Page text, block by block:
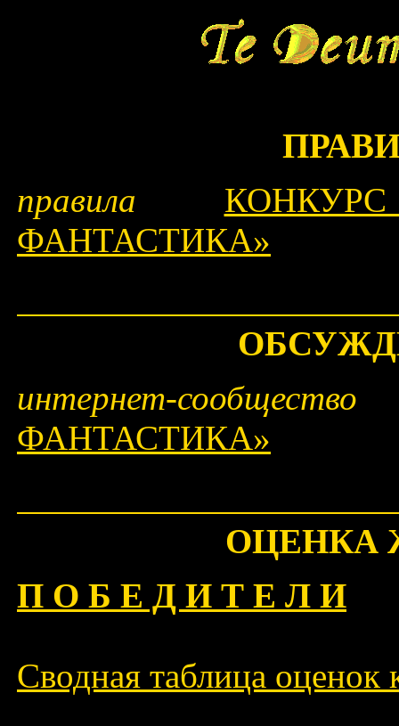
правила
ФАНТАСТИКА»
интернет-
ФАНТАСТИКА»
ОЦЕНКА
П О Б Е Д И Т Е Л И
Сводная таблица оценок